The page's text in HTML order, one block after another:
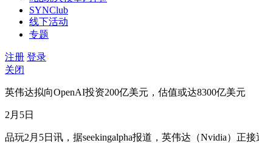
SYNClub
线下活动
专题
注册 登录
关闭
英伟达拟向OpenAI投资200亿美元，估值或达8300亿美元
2月5日
品玩2月5日讯，据seekingalpha报道，英伟达（Nvidia）正